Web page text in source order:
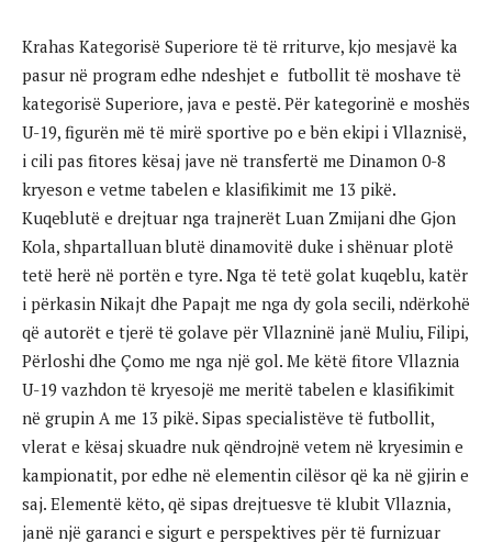
Krahas Kategorisë Superiore të të rriturve, kjo mesjavë ka
pasur në program edhe ndeshjet e futbollit të moshave të
kategorisë Superiore, java e pestë. Për kategorinë e moshës
U-19, figurën më të mirë sportive po e bën ekipi i Vllaznisë,
i cili pas fitores kësaj jave në transfertë me Dinamon 0-8
kryeson e vetme tabelen e klasifikimit me 13 pikë.
Kuqeblutë e drejtuar nga trajnerët Luan Zmijani dhe Gjon
Kola, shpartalluan blutë dinamovitë duke i shënuar plotë
tetë herë në portën e tyre. Nga të tetë golat kuqeblu, katër
i përkasin Nikajt dhe Papajt me nga dy gola secili, ndërkohë
që autorët e tjerë të golave për Vllazninë janë Muliu, Filipi,
Përloshi dhe Çomo me nga një gol. Me këtë fitore Vllaznia
U-19 vazhdon të kryesojë me meritë tabelen e klasifikimit
në grupin A me 13 pikë. Sipas specialistëve të futbollit,
vlerat e kësaj skuadre nuk qëndrojnë vetem në kryesimin e
kampionatit, por edhe në elementin cilësor që ka në gjirin e
saj. Elementë këto, që sipas drejtuesve të klubit Vllaznia,
janë një garanci e sigurt e perspektives për të furnizuar